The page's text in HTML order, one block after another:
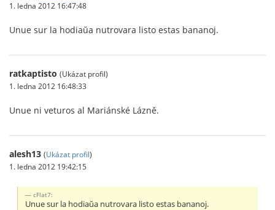
1. ledna 2012 16:47:48
Unue sur la hodiaŭa nutrovara listo estas bananoj.
ratkaptisto (Ukázat profil)
1. ledna 2012 16:48:33
Unue ni veturos al Mariánské Lázně.
alesh13 (Ukázat profil)
1. ledna 2012 19:42:15
cFlat7:
Unue sur la hodiaŭa nutrovara listo estas bananoj.